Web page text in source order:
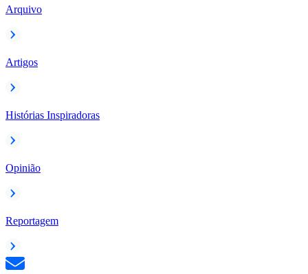
Arquivo
Artigos
Histórias Inspiradoras
Opinião
Reportagem